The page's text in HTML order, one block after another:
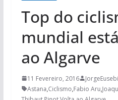
Top do
mundial
ao Algarve
11 Fevereiro, 2016
Astana,Ciclismo,Fabio Aru,